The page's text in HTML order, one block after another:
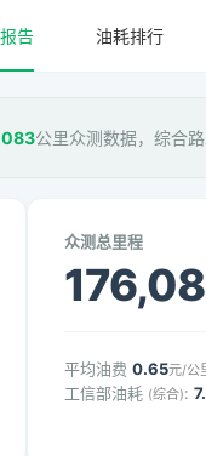
告 油耗排行
公里众测数据，综合
众测总里程
平均油费 0.65元/公
工信部油耗 (综合):